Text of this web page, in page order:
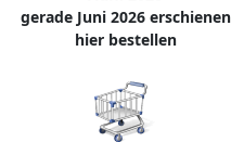
gerade Juni 2026 erschienen
hier bestellen